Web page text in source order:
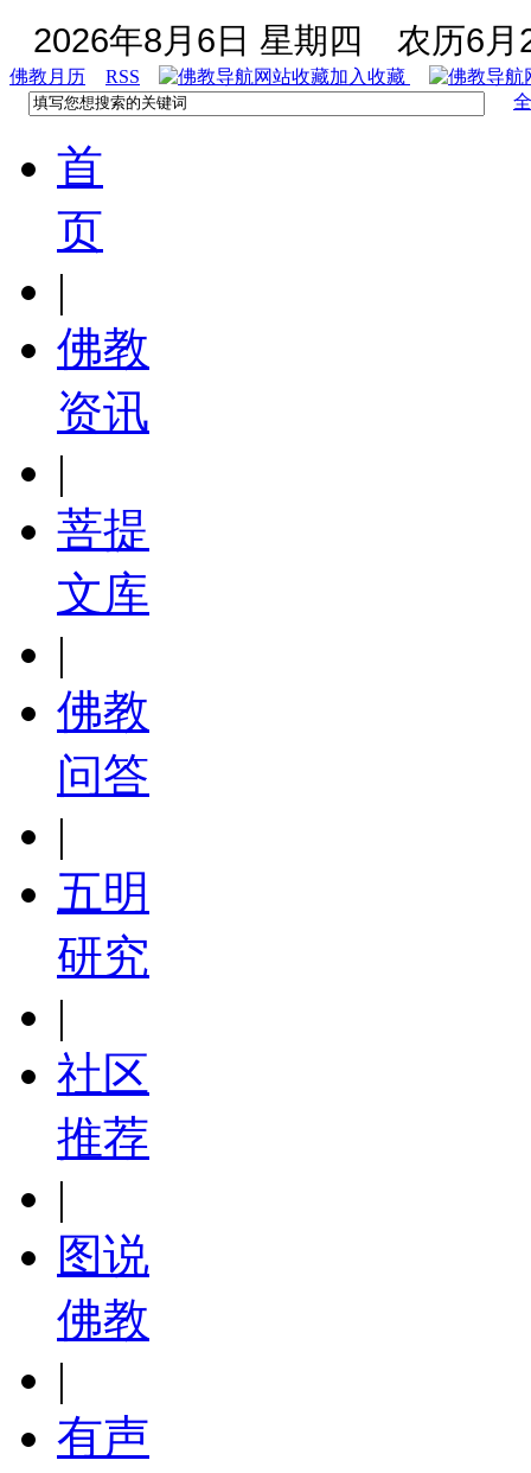
2026年8月6日 星期四 农历6月
佛教月历 RSS
加入收藏
首
页
|
佛教
资讯
|
菩提
文库
|
佛教
问答
|
五明
研究
|
社区
推荐
|
图说
佛教
|
有声